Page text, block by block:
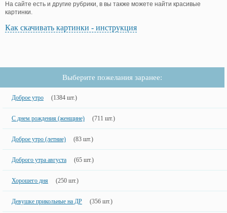
На сайте есть и другие рубрики, в вы также можете найти красивые
картинки.
Как скачивать картинки - инструкция
Выберите пожелания заранее:
Доброе утро (1384 шт.)
С днем рождения (женщине) (711 шт.)
Доброе утро (летние) (83 шт.)
Доброго утра августа (65 шт.)
Хорошего дня (250 шт.)
Девушке прикольные на ДР (356 шт.)